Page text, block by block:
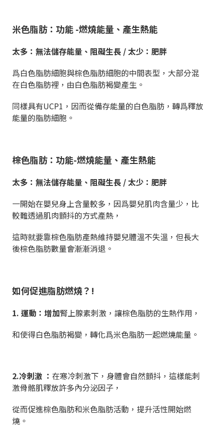
米色脂肪：功能 -燃燒能量、產生熱能
太多：無法儲存能量、阻礙生長 / 太少：肥胖
爲白色脂肪細胞與棕色脂肪細胞的中間表型，大部分混
在白色脂肪裡， 由白色脂肪褐變產生。
同樣具有UCP1，因而從備存能量的白色脂肪，轉爲釋放
能量的脂肪細胞。
棕色脂肪：功能-燃燒能量、產生熱能
太多：無法儲存能量、阻礙生長 / 太少：肥胖
一開始在嬰兒身上含量較多，因爲嬰兒肌肉含量少，比
較難透過肌肉顫抖的方式產熱，
這時就要靠棕色脂肪產熱維持嬰兒體溫不失溫，但長大
後棕色脂肪數量會漸漸消退。
如何促進脂肪燃燒？!
1. 運動：增加腎上腺素刺激，讓棕色脂肪的生熱作用，
和使得白色脂肪褐變，轉化爲米色脂肪一起燃燒能量。
2.冷刺激 ： 在寒冷刺激下，身體會自然顫抖，這樣能刺
激骨骼肌釋放許多內分泌因子，
從而促進棕色脂肪和米色脂肪活動，提升活性開始燃
燒。